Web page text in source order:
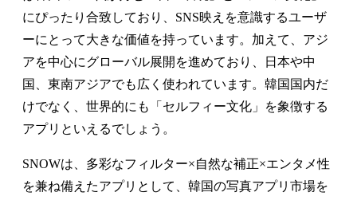
にぴったり合致しており、SNS映えを意識するユーザ
ーにとって大きな価値を持っています。加えて、アジ
アを中心にグローバル展開を進めており、日本や中
国、東南アジアでも広く使われています。韓国国内だ
けでなく、世界的にも「セルフィー文化」を象徴する
アプリといえるでしょう。
SNOWは、多彩なフィルター×自然な補正×エンタメ性
を兼ね備えたアプリとして、韓国の写真アプリ市場を